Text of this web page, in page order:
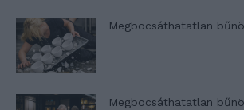
Megbocsáthatatlan
Megbocsáthatatlan